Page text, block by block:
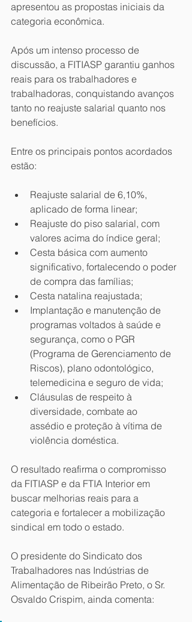
apresentou as propostas iniciais da
categoria econômica.
Após um intenso processo de
discussão, a FITIASP garantiu ganhos
reais para os trabalhadores e
trabalhadoras, conquistando avanços
tanto no reajuste salarial quanto nos
benefícios.
Entre os principais pontos acordados
estão:
Reajuste salarial de 6,10%,
aplicado de forma linear;
Reajuste do piso salarial, com
valores acima do índice geral;
Cesta básica com aumento
significativo, fortalecendo o poder
de compra das famílias;
Cesta natalina reajustada;
Implantação e manutenção de
programas voltados à saúde e
segurança, como o PGR
(Programa de Gerenciamento de
Riscos), plano odontológico,
telemedicina e seguro de vida;
Cláusulas de respeito à
diversidade, combate ao
assédio e proteção à vítima de
violência doméstica.
O resultado reafirma o compromisso
da FITIASP e da FTIA Interior em
buscar melhorias reais para a
categoria e fortalecer a mobilização
sindical em todo o estado.
O presidente do Sindicato dos
Trabalhadores nas Indústrias de
Alimentação de Ribeirão Preto, o Sr.
Osvaldo Crispim, ainda comenta: